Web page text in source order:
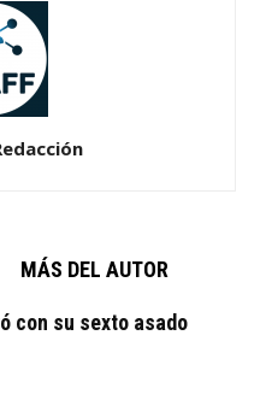
MÁS DEL AUTOR
con su sexto asado